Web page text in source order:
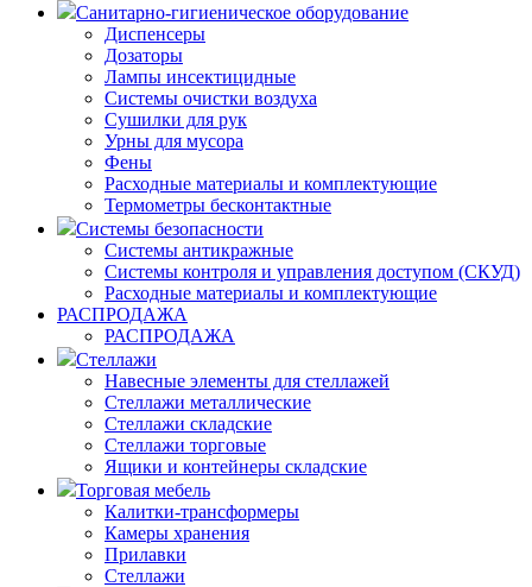
Санитарно-гигиеническое оборудование
Диспенсеры
Дозаторы
Лампы инсектицидные
Системы очистки воздуха
Сушилки для рук
Урны для мусора
Фены
Расходные материалы и комплектующие
Термометры бесконтактные
Системы безопасности
Системы антикражные
Системы контроля и управления доступом (СКУД)
Расходные материалы и комплектующие
РАСПРОДАЖА
РАСПРОДАЖА
Стеллажи
Навесные элементы для стеллажей
Стеллажи металлические
Стеллажи складские
Стеллажи торговые
Ящики и контейнеры складские
Торговая мебель
Калитки-трансформеры
Камеры хранения
Прилавки
Стеллажи